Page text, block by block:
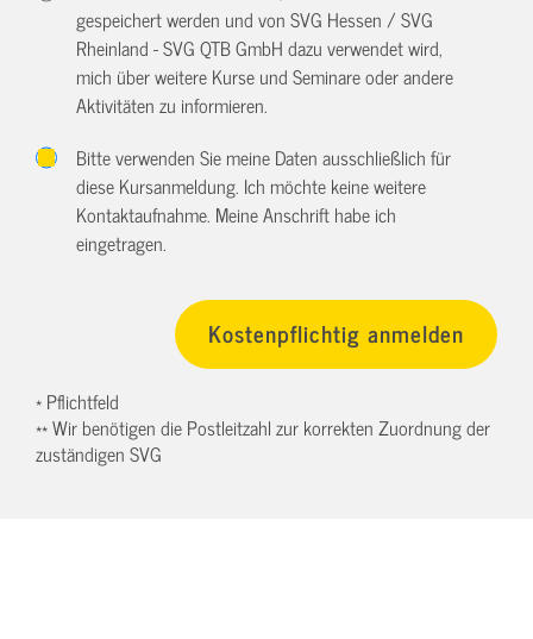
gespeichert werden und von SVG Hessen / SVG
Rheinland - SVG QTB GmbH dazu verwendet wird,
mich über weitere Kurse und Seminare oder andere
Aktivitäten zu informieren.
Bitte verwenden Sie meine Daten ausschließlich für
diese Kursanmeldung. Ich möchte keine weitere
Kontaktaufnahme. Meine Anschrift habe ich
eingetragen.
* Pflichtfeld
** Wir benötigen die Postleitzahl zur korrekten Zuordnung der
zuständigen SVG